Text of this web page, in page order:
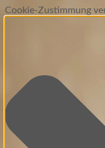
Cookie-Zustimmung